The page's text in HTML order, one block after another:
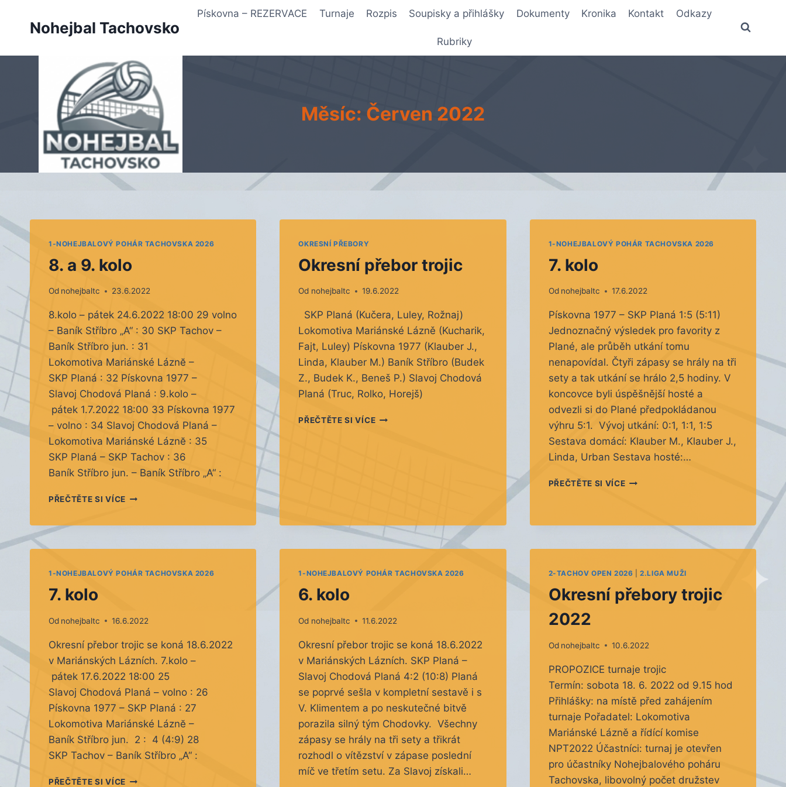
Nohejbal Tachovsko
Pískovna – REZERVACE Turnaje Rozpis Soupisky a přihlášky Dokumenty Kronika Kontakt Odkazy
Rubriky
Měsíc: Červen 2022
1-NOHEJBALOVÝ POHÁR TACHOVSKA 2026
8. a 9. kolo
Od nohejbaltc 23.6.2022
8.kolo – pátek 24.6.2022 18:00 29 volno
– Baník Stříbro „A“ : 30 SKP Tachov –
Baník Stříbro jun. : 31
Lokomotiva Mariánské Láznĕ –
SKP Planá : 32 Pískovna 1977 –
Slavoj Chodová Planá : 9.kolo –
pátek 1.7.2022 18:00 33 Pískovna 1977
– volno : 34 Slavoj Chodová Planá –
Lokomotiva Mariánské Láznĕ : 35
SKP Planá – SKP Tachov : 36
Baník Stříbro jun. – Baník Stříbro „A“ :
PŘEČTĚTE SI VÍCE8.
OKRESNÍ PŘEBORY
Okresní přebor trojic
Od nohejbaltc 19.6.2022
SKP Planá (Kučera, Luley, Rožnaj)
Lokomotiva Mariánské Lázně (Kucharik,
Fajt, Luley) Pískovna 1977 (Klauber J.,
Linda, Klauber M.) Baník Stříbro (Budek
Z., Budek K., Beneš P.) Slavoj Chodová
Planá (Truc, Rolko, Horejš)
PŘEČTĚTE SI VÍCEOKRESNÍ
1-NOHEJBALOVÝ POHÁR TACHOVSKA 2026
7. kolo
Od nohejbaltc 17.6.2022
Pískovna 1977 – SKP Planá 1:5 (5:11)
Jednoznačný výsledek pro favority z
Plané, ale průběh utkání tomu
nenapovídal. Čtyři zápasy se hrály na tři
sety a tak utkání se hrálo 2,5 hodiny. V
koncovce byli úspěšnější hosté a
odvezli si do Plané předpokládanou
výhru 5:1. Vývoj utkání: 0:1, 1:1, 1:5
Sestava domácí: Klauber M., Klauber J.,
Linda, Urban Sestava hosté:…
PŘEČTĚTE SI VÍCE7.
1-NOHEJBALOVÝ POHÁR TACHOVSKA 2026
7. kolo
Od nohejbaltc 16.6.2022
Okresní přebor trojic se koná 18.6.2022
v Mariánských Lázních. 7.kolo –
pátek 17.6.2022 18:00 25
Slavoj Chodová Planá – volno : 26
Pískovna 1977 – SKP Planá : 27
Lokomotiva Mariánské Láznĕ –
Baník Stříbro jun. 2 : 4 (4:9) 28
SKP Tachov – Baník Stříbro „A“ :
PŘEČTĚTE SI VÍCE7.
1-NOHEJBALOVÝ POHÁR TACHOVSKA 2026
6. kolo
Od nohejbaltc 11.6.2022
Okresní přebor trojic se koná 18.6.2022
v Mariánských Lázních. SKP Planá –
Slavoj Chodová Planá 4:2 (10:8) Planá
se poprvé sešla v kompletní sestavě i s
V. Klimentem a po neskutečné bitvě
porazila silný tým Chodovky. Všechny
zápasy se hrály na tři sety a třikrát
rozhodl o vítězství v zápase poslední
míč ve třetím setu. Za Slavoj získali…
2-TACHOV OPEN 2026 |2.LIGA MUŽI
Okresní přebory trojic
2022
Od nohejbaltc 10.6.2022
PROPOZICE turnaje trojic
Termín: sobota 18. 6. 2022 od 9.15 hod
Přihlášky: na místě před zahájením
turnaje Pořadatel: Lokomotiva
Mariánské Lázně a řídící komise
NPT2022 Účastníci: turnaj je otevřen
pro účastníky Nohejbalového poháru
Tachovska, libovolný počet družstev